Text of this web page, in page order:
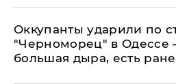
Оккупанты ударили по
"Черноморец" в Одессе
большая дыра, есть